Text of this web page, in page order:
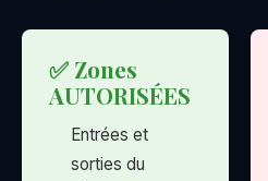
✅ Zones
AUTORISÉES
Entrées et
sorties du